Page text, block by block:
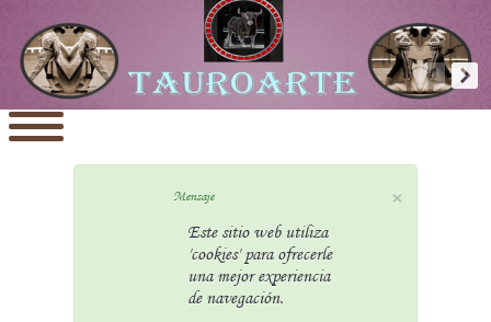
×
Mensaje
Este sitio web utiliza
'cookies' para ofrecerle
una mejor experiencia
de navegación.